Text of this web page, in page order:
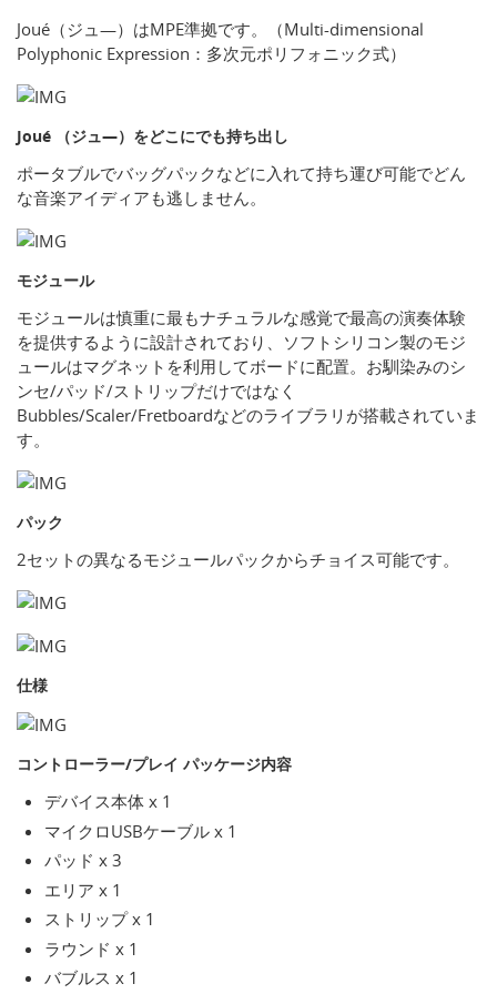
Joué（ジュ―）はMPE準拠です。（Multi-dimensional
Polyphonic Expression：多次元ポリフォニック式）
Joué （ジュ―）をどこにでも持ち出し
ポータブルでバッグパックなどに入れて持ち運び可能でどん
な音楽アイディアも逃しません。
モジュール
モジュールは慎重に最もナチュラルな感覚で最高の演奏体験
を提供するように設計されており、ソフトシリコン製のモジ
ュールはマグネットを利用してボードに配置。お馴染みのシ
ンセ/パッド/ストリップだけではなく
Bubbles/Scaler/Fretboardなどのライブラリが搭載されていま
す。
パック
2セットの異なるモジュールパックからチョイス可能です。
仕様
コントローラー/プレイ パッケージ内容
デバイス本体 x 1
マイクロUSBケーブル x 1
パッド x 3
エリア x 1
ストリップ x 1
ラウンド x 1
バブルス x 1